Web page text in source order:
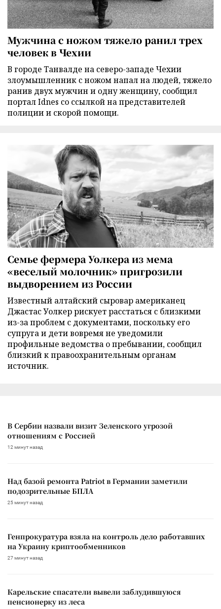
Мужчина с ножом тяжело ранил трех
человек в Чехии
В городе Танвалде на северо-западе Чехии
злоумышленник с ножом напал на людей, тяжело
ранив двух мужчин и одну женщину, сообщил
портал Idnes со ссылкой на представителей
полиции и скорой помощи.
Семье фермера Уолкера из мема
«веселый молочник» пригрозили
выдворением из России
Известный алтайский сыровар американец
Джастас Уолкер рискует расстаться с близкими
из-за проблем с документами, поскольку его
супруга и дети вовремя не уведомили
профильные ведомства о пребывании, сообщил
близкий к правоохранительным органам
источник.
В Сербии назвали визит Зеленского угрозой
отношениям с Россией
12 минут назад
Над базой ремонта Patriot в Германии заметили
подозрительные БПЛА
25 минут назад
Генпрокуратура взяла на контроль дело работавших
на Украину криптообменников
27 минут назад
Карельские спасатели вывели заблудившуюся
пенсионерку из леса